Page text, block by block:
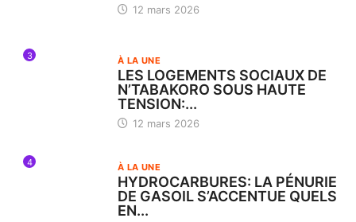
12 mars 2026
3 À LA UNE
LES LOGEMENTS SOCIAUX DE
N’TABAKORO SOUS HAUTE
TENSION:...
12 mars 2026
4 À LA UNE
HYDROCARBURES: LA PÉNURIE
DE GASOIL S’ACCENTUE QUELS
EN...